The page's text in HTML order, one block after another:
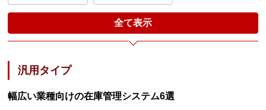
全て表示
汎用タイプ
幅広い業種向けの在庫管理システム6選